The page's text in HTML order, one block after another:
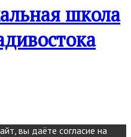
школа
вы даёте согласие на